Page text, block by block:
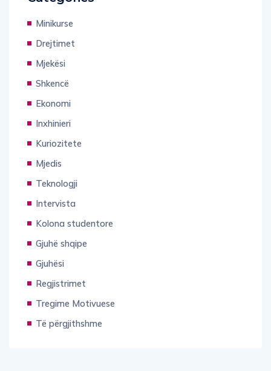
Minikurse
Drejtimet
Mjekësi
Shkencë
Ekonomi
Inxhinieri
Kuriozitete
Mjedis
Teknologji
Intervista
Kolona studentore
Gjuhë shqipe
Gjuhësi
Regjistrimet
Tregime Motivuese
Të përgjithshme